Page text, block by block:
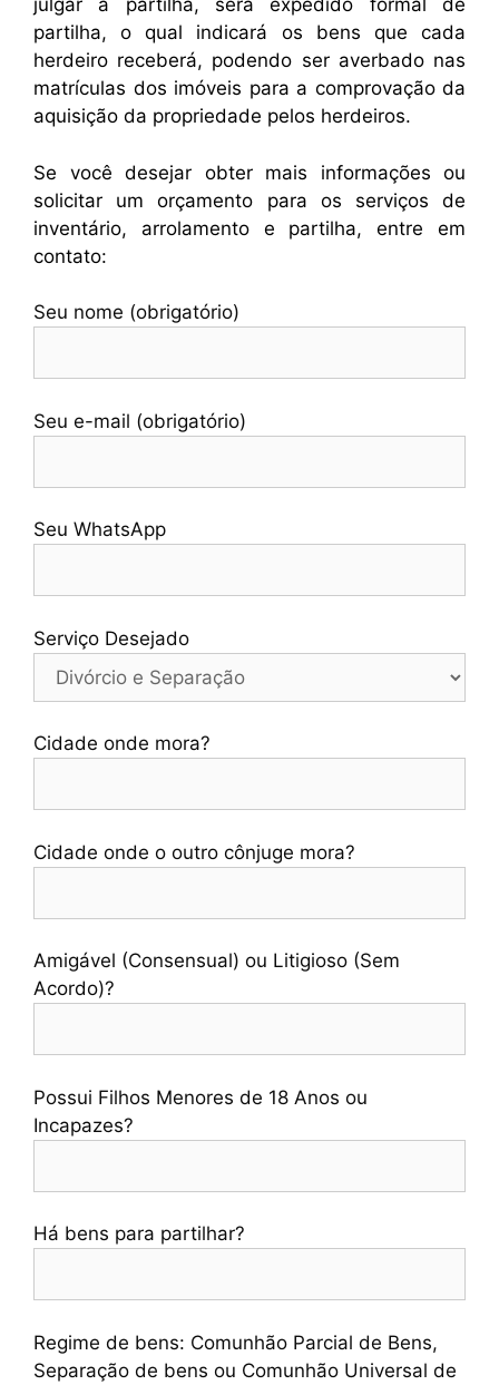
julgar a partilha, será expedido formal de
partilha, o qual indicará os bens que cada
herdeiro receberá, podendo ser averbado nas
matrículas dos imóveis para a comprovação da
aquisição da propriedade pelos herdeiros.
Se você desejar obter mais informações ou
solicitar um orçamento para os serviços de
inventário, arrolamento e partilha, entre em
contato:
Seu nome (obrigatório)
Seu e-mail (obrigatório)
Seu WhatsApp
Serviço Desejado
Cidade onde mora?
Cidade onde o outro cônjuge mora?
Amigável (Consensual) ou Litigioso (Sem
Acordo)?
Possui Filhos Menores de 18 Anos ou
Incapazes?
Há bens para partilhar?
Regime de bens: Comunhão Parcial de Bens,
Separação de bens ou Comunhão Universal de